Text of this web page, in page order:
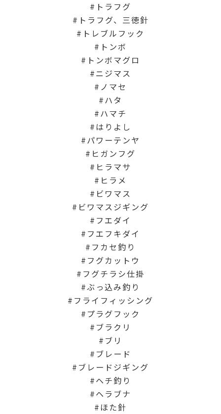
トラフグ
トラフグ、三徳針
トレブルフック
トンボ
トンボマグロ
ニジマス
ノマセ
ハタ
ハマチ
はりよし
パワーテンヤ
ヒガンフグ
ヒラマサ
ヒラメ
ビワマス
ビワマスジギング
フエダイ
フエフキダイ
フカセ釣り
フグカットウ
フグチラシ仕掛
ぶっ込み釣り
フライフィッシング
プラグフック
ブラクリ
ブリ
ブレード
ブレードジギング
ヘチ釣り
ヘラブナ
ほた針